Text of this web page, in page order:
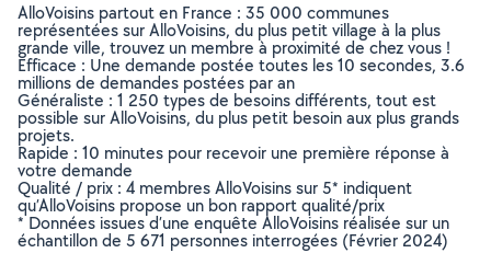
AlloVoisins partout en France : 35 000 communes
représentées sur AlloVoisins, du plus petit village à la plus
grande ville, trouvez un membre à proximité de chez vous !
Efficace : Une demande postée toutes les 10 secondes, 3.6
millions de demandes postées par an
Généraliste : 1 250 types de besoins différents, tout est
possible sur AlloVoisins, du plus petit besoin aux plus grands
projets.
Rapide : 10 minutes pour recevoir une première réponse à
votre demande
Qualité / prix : 4 membres AlloVoisins sur 5* indiquent
qu’AlloVoisins propose un bon rapport qualité/prix
* Données issues d’une enquête AlloVoisins réalisée sur un
échantillon de 5 671 personnes interrogées (Février 2024)